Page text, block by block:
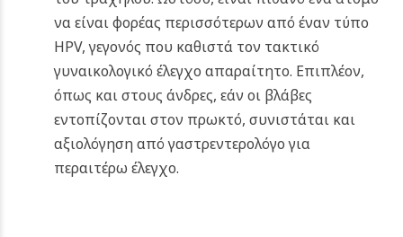
να είναι φορέας περισσότερων από έναν τύπο
HPV, γεγονός που καθιστά τον τακτικό
γυναικολογικό έλεγχο απαραίτητο. Επιπλέον,
όπως και στους άνδρες, εάν οι βλάβες
εντοπίζονται στον πρωκτό, συνιστάται και
αξιολόγηση από γαστρεντερολόγο για
περαιτέρω έλεγχο.